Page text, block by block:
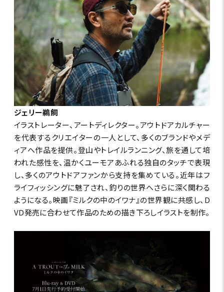
ジェリー鵜飼
イラストレーター、アートディレクター。アウトドアカルチャー
を代表するクリエイターの一人として、多くのブランドやメデ
ィアへ作品を提供。登山やトレイルランニング、旅を通して培
われた感性を、温かくユーモアあふれる独自のタッチで表現
し、多くのアウトドアファンから支持を集めている。近年はフ
ライフィッシングに魅了され、釣りの世界へさらに深く関わる
ようになる。映画『ミルクの中のイワナ』の世界観に共感し、D
VD発売に合わせて作品のための描き下ろしイラストを制作。